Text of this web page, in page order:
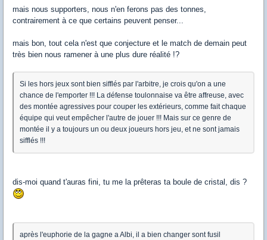
mais nous supporters, nous n'en ferons pas des tonnes,
contrairement à ce que certains peuvent penser...
mais bon, tout cela n'est que conjecture et le match de demain peut
très bien nous ramener à une plus dure réalité !?
Si les hors jeux sont bien sifflés par l'arbitre, je crois qu'on a une
chance de l'emporter !!! La défense toulonnaise va être affreuse, avec
des montée agressives pour couper les extérieurs, comme fait chaque
équipe qui veut empêcher l'autre de jouer !!! Mais sur ce genre de
montée il y a toujours un ou deux joueurs hors jeu, et ne sont jamais
sifflés !!!
dis-moi quand t'auras fini, tu me la prêteras ta boule de cristal, dis ?
après l'euphorie de la gagne a Albi, il a bien changer sont fusil